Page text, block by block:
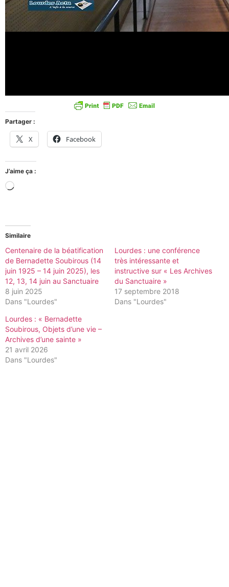
Partager :
X Facebook
J’aime ça :
Similaire
Centenaire de la béatification
de Bernadette Soubirous (14
juin 1925 – 14 juin 2025), les
12, 13, 14 juin au Sanctuaire
8 juin 2025
Dans "Lourdes"
Lourdes : une conférence
très intéressante et
instructive sur « Les Archives
du Sanctuaire »
17 septembre 2018
Dans "Lourdes"
Lourdes : « Bernadette
Soubirous, Objets d’une vie –
Archives d’une sainte »
21 avril 2026
Dans "Lourdes"